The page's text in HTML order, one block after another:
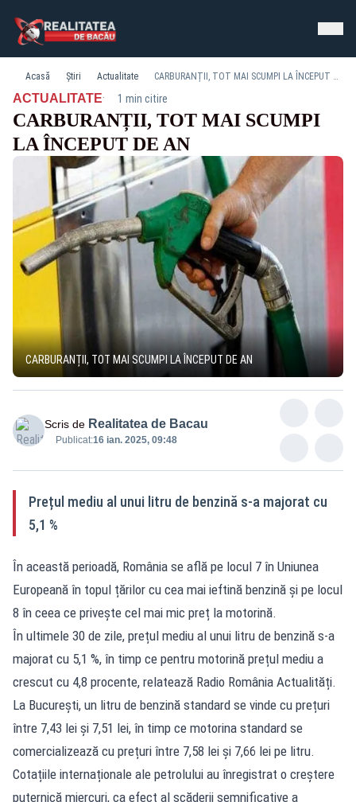
Acasă Știri Actualitate CARBURANȚII, TOT MAI SCUMPI LA ÎNCEPUT DE AN
ACTUALITATE· 1 min citire
CARBURANȚII, TOT MAI SCUMPI
LA ÎNCEPUT DE AN
CARBURANȚII, TOT MAI SCUMPI LA ÎNCEPUT DE AN
Scris de Realitatea de Bacau
Publicat:16 ian. 2025, 09:48
Prețul mediu al unui litru de benzină s-a majorat cu
5,1 %
În această perioadă, România se află pe locul 7 în Uniunea
Europeană în topul țărilor cu cea mai ieftină benzină și pe locul
8 în ceea ce privește cel mai mic preț la motorină.
În ultimele 30 de zile, prețul mediu al unui litru de benzină s-a
majorat cu 5,1 %, în timp ce pentru motorină prețul mediu a
crescut cu 4,8 procente, relatează Radio România Actualități.
La București, un litru de benzină standard se vinde cu prețuri
între 7,43 lei și 7,51 lei, în timp ce motorina standard se
comercializează cu prețuri între 7,58 lei și 7,66 lei pe litru.
Cotațiile internaționale ale petrolului au înregistrat o creştere
puternică miercuri, ca efect al scăderii semnificative a